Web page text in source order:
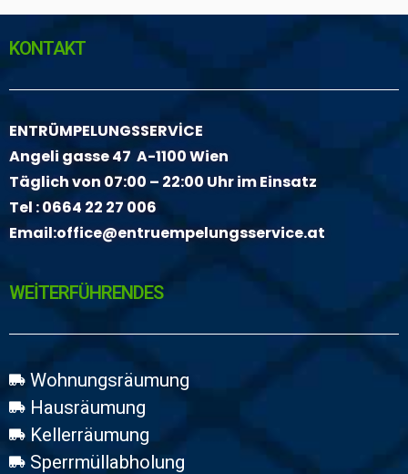
KONTAKT
ENTRÜMPELUNGSSERVİCE
Angeli gasse 47 A-1100 Wien
Täglich von 07:00 – 22:00 Uhr im Einsatz
Tel :0664 22 27 006
Email:office@entruempelungsservice.at
WEİTERFÜHRENDES
Wohnungsräumung
Hausräumung
Kellerräumung
Sperrmüllabholung